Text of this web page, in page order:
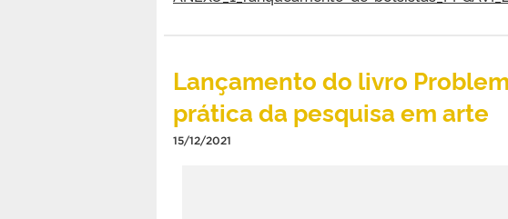
Lançamento do livro
prática da pesquisa em arte
15/12/2021